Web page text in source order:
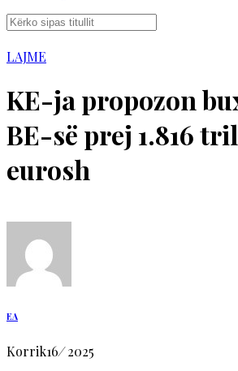
LAJME
KE-ja propozon
BE-së prej 1.816
eurosh
EA
Korrik16/2025